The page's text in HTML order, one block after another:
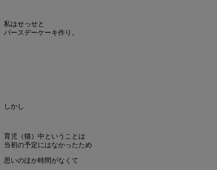
私はせっせと
バースデーケーキ作り。
しかし
育児（猫）中ということは
当初の予定にはなかったため
思いのほか時間がなくて